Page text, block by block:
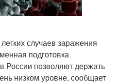
случаев заражения
подготовка
России позволяют держать
низком уровне, сообщает